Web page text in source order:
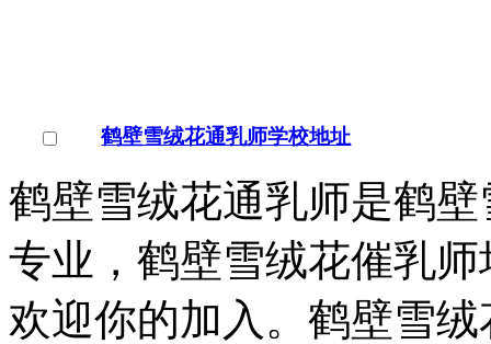
鹤壁雪绒花通乳师学校地址
鹤壁雪绒花通乳师是鹤
专业，鹤壁雪绒花催乳
欢迎你的加入。鹤壁雪绒